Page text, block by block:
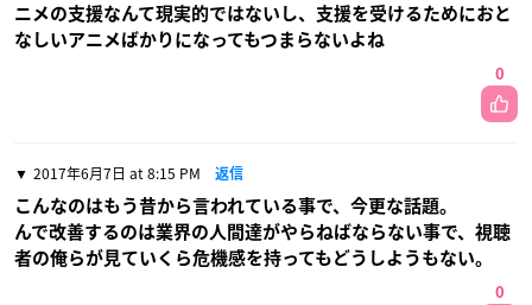
ニメの支援なんて現実的ではないし、支援を受けるためにおと
なしいアニメばかりになってもつまらないよね
0
2017年6月7日 at 8:15 PM 返信
こんなのはもう昔から言われている事で、今更な話題。
んで改善するのは業界の人間達がやらねばならない事で、視聴
者の俺らが見ていくら危機感を持ってもどうしようもない。
0